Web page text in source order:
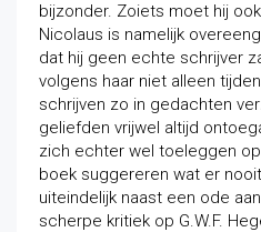
bijzonder. Zoiets moet hij
Nicolaus is namelijk
dat hij geen echte schrijver
volgens haar niet alleen
schrijven zo in gedachten
geliefden vrijwel altijd
zich echter wel toeleggen
boek suggereren wat er
uiteindelijk naast een ode
scherpe kritiek op G.W.F.